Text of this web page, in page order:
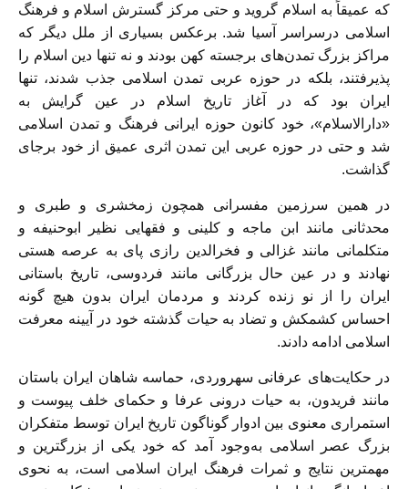
كه عميقاً به اسلام گرويد و حتى مركز گسترش اسلام و فرهنگ
اسلامى درسراسر آسيا شد. برعكس بسيارى از ملل ديگر كه
مراكز بزرگ تمدن‌هاى برجسته كهن بودند و نه تنها دين اسلام را
پذيرفتند، بلكه در حوزه عربى تمدن اسلامى جذب شدند، تنها
ايران بود كه در آغاز تاريخ اسلام در عين گرايش به
«دارالاسلام»، خود كانون حوزه ايرانى فرهنگ و تمدن اسلامى
شد و حتى در حوزه عربى اين تمدن اثرى عميق از خود برجاى
گذاشت.
در همين سرزمين مفسرانى همچون زمخشرى و طبرى و
محدثانى مانند ابن ماجه و كلينى و فقهايى نظير ابوحنيفه و
متكلمانى مانند غزالى و فخرالدين رازى پاى به عرصه هستى
نهادند و در عين حال بزرگانى مانند فردوسى، تاريخ باستانى
ايران را از نو زنده كردند و مردمان ايران بدون هيچ گونه
احساس كشمكش و تضاد به حيات گذشته خود در آيينه معرفت
اسلامى ادامه دادند.
در حكايت‌هاى عرفانى سهروردى، حماسه شاهان ايران باستان
مانند فريدون، به حيات درونى عرفا و حكماى خلف پيوست و
استمرارى معنوى بين ادوار گوناگون تاريخ ايران توسط متفكران
بزرگ عصر اسلامى به‌‏‌‏وجود آمد كه خود يكى از بزرگترين و
مهمترين نتايج و ثمرات فرهنگ ايران اسلامى است، به نحوى